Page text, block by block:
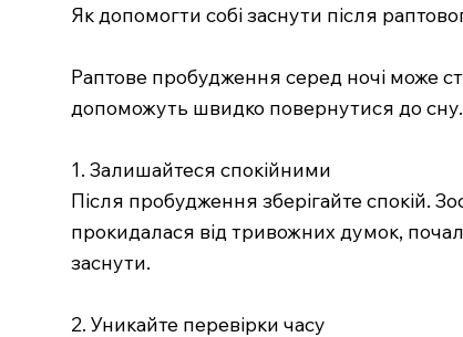
Як допомогти собі заснути після
Раптове пробудження серед ночі може
допоможуть швидко повернутися до сну.
1. Залишайтеся спокійними
Після пробудження зберігайте спокій.
прокидалася від тривожних думок,
заснути.
2. Уникайте перевірки часу